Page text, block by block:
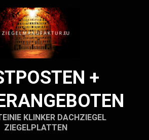
+
KLINKER DACHZIEGEL
ZIEGELPLATTEN